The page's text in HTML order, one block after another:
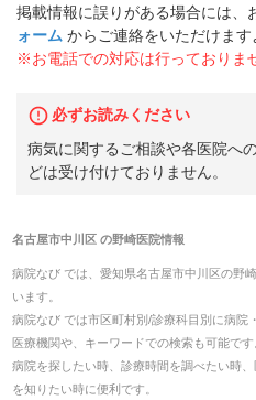
掲載情報に誤りがある場合には、
ォーム からご連絡をいただけます
※お電話での対応は行っておりま
必ずお読みください
病気に関するご相談や各医院へ
どは受け付けておりません。
名古屋市中川区の野崎医院情報
病院なび では、 愛知県名古屋市中川区の野
います。
病院なび では市区町村別/診療科目別に病院
医療機関や、キーワードでの検索も可能です
病院を探したい時、診療時間を調べたい時
を知りたい時に便利です。